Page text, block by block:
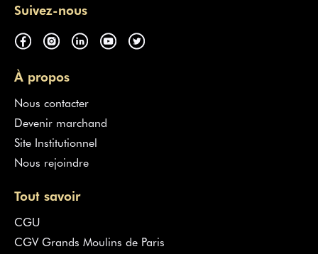
Suivez-nous
À propos
Nous contacter
Devenir marchand
Site Institutionnel
Nous rejoindre
Tout savoir
CGU
CGV Grands Moulins de Paris